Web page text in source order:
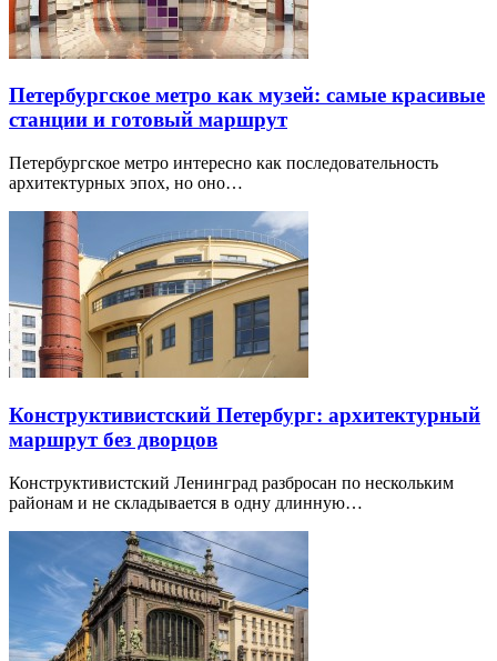
Петербургское метро как музей: самые красивые
станции и готовый маршрут
Петербургское метро интересно как последовательность
архитектурных эпох, но оно…
Конструктивистский Петербург: архитектурный
маршрут без дворцов
Конструктивистский Ленинград разбросан по нескольким
районам и не складывается в одну длинную…